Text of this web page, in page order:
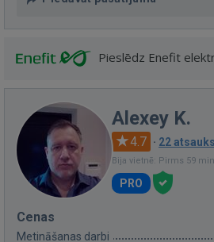
Pieslēdz Enefit
Alexey K.
4.7 · 22
Bija vietnē: Pirms 59 min.
PRO
Cenas
Metināšanas darbi